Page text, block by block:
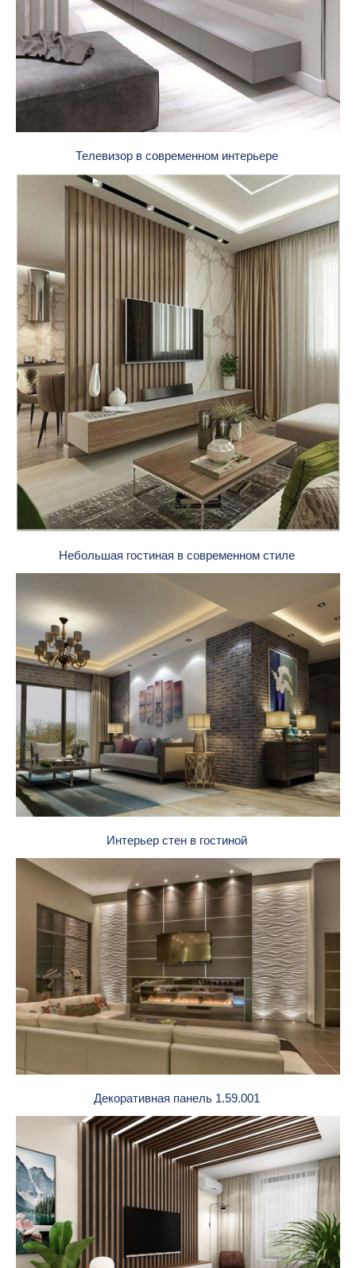
Телевизор в современном интерьере
Небольшая гостиная в современном стиле
Интерьер стен в гостиной
Декоративная панель 1.59.001